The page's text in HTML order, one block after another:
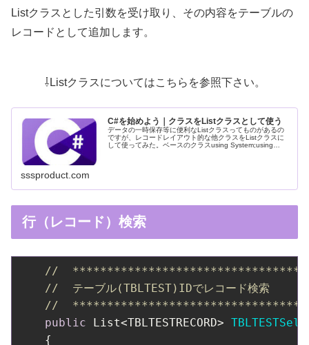
Listクラスとした引数を受け取り、その内容をテーブルの
レコードとして追加します。
⇩Listクラスについてはこちらを参照下さい。
C#を始めよう｜クラスをListクラスとして使う
データの一時保存等に便利なListクラスってものがあるの
ですが、レコードレイアウト的な他クラスをListクラスに
して使ってみた。ベースのクラスusing System;using
sssproduct.com
行（レコード）検索
//
//  テーブル(TBLTEST)IDでレコード検索
//
public List<TBLTESTRECORD>
    {